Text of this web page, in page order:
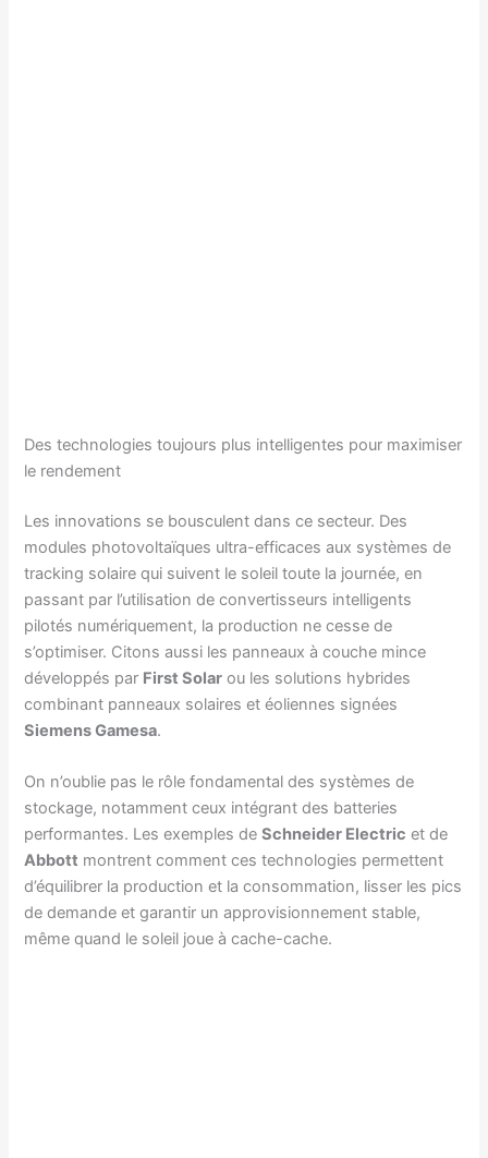
Des technologies toujours plus intelligentes pour maximiser
le rendement
Les innovations se bousculent dans ce secteur. Des
modules photovoltaïques ultra-efficaces aux systèmes de
tracking solaire qui suivent le soleil toute la journée, en
passant par l’utilisation de convertisseurs intelligents
pilotés numériquement, la production ne cesse de
s’optimiser. Citons aussi les panneaux à couche mince
développés par First Solar ou les solutions hybrides
combinant panneaux solaires et éoliennes signées
Siemens Gamesa.
On n’oublie pas le rôle fondamental des systèmes de
stockage, notamment ceux intégrant des batteries
performantes. Les exemples deSchneider Electric et de
Abbott montrent comment ces technologies permettent
d’équilibrer la production et la consommation, lisser les pics
de demande et garantir un approvisionnement stable,
même quand le soleil joue à cache-cache.